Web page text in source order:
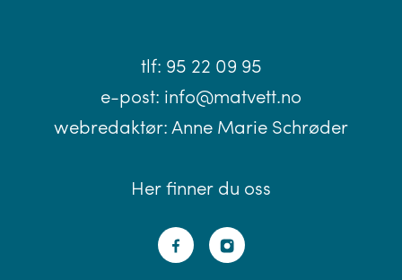
tlf: 95 22 09 95
e-post: info@matvett.no
webredaktør: Anne Marie Schrøder
Her finner du oss